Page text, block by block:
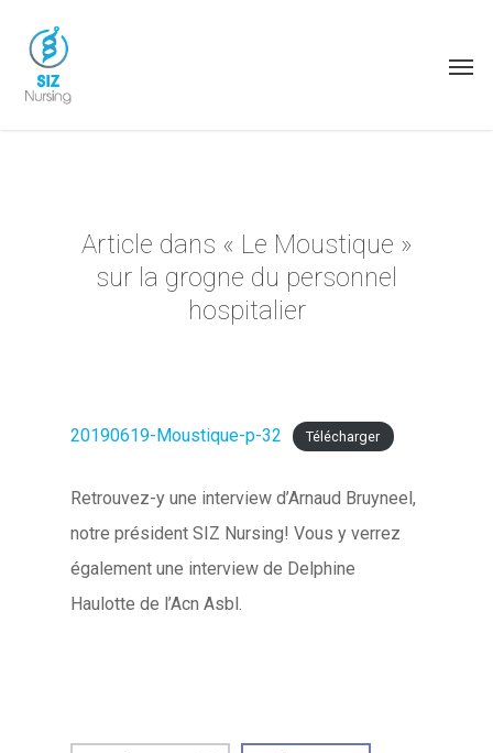
Article dans « Le Moustique »
sur la grogne du personnel
hospitalier
20190619-Moustique-p-32 Télécharger
Retrouvez-y une interview d’Arnaud Bruyneel,
notre président SIZ Nursing! Vous y verrez
également une interview de Delphine
Haulotte de l’Acn Asbl.